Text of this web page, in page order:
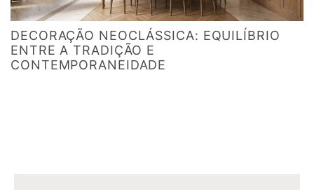
DECORAÇÃO NEOCLÁSSICA: EQUILÍBRIO
ENTRE A TRADIÇÃO E
CONTEMPORANEIDADE